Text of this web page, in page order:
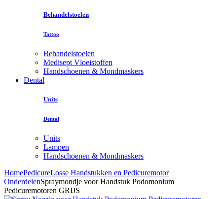
Behandelstoelen
Tattoo
Behandelstoelen
Medisept Vloeistoffen
Handschoenen & Mondmaskers
Dental
Units
Dental
Units
Lampen
Handschoenen & Mondmaskers
HomePedicureLosse Handstukken en Pedicuremotor
OnderdelenSpraymondje voor Handstuk Podomonium
Pedicuremotoren GRIJS